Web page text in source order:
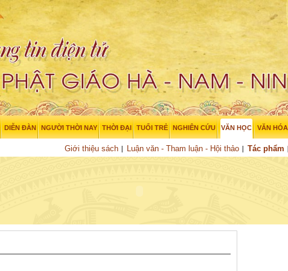
DIỄN ĐÀN NGƯỜI THỜI NAY THỜI ĐẠI TUỔI TRẺ NGHIÊN CỨU VĂN HỌC
Giới thiệu sách Luận văn - Tham luận - Hội thảo Tác phẩm
VĂN HÓA